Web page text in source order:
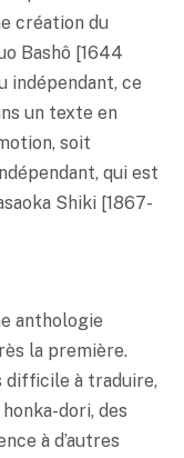
création du
Bashô [1644
indépendant, ce
un texte en
soit
qui est
Shiki [1867-
anthologie
la première.
à traduire,
dori, des
à d’autres